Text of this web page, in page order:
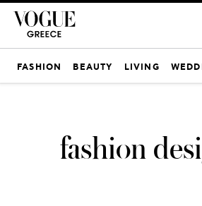
FASHION BEAUTY LIVING
fashion